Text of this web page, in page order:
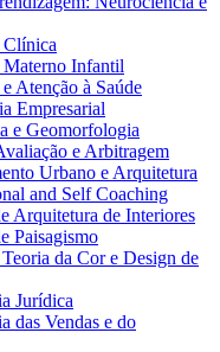
Clínica
Infantil
Atenção à Saúde
Empresarial
e Geomorfologia
e Arbitragem
Urbano e Arquitetura
and Self Coaching
Arquitetura de Interiores
Paisagismo
da Cor e Design de
Jurídica
das Vendas e do